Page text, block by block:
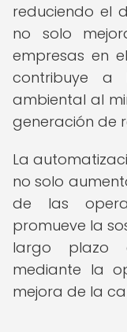
reduciendo el
no solo
empresas en
contribuye a
ambiental al
generación de
La
no solo
de las
promueve la
largo plazo
mediante la
mejora de la